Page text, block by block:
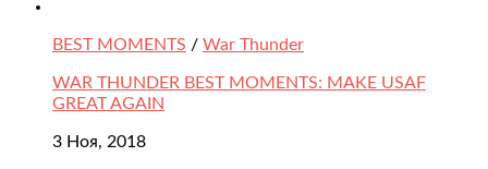
BEST MOMENTS / War Thunder
WAR THUNDER BEST MOMENTS: MAKE USAF
GREAT AGAIN
3 Ноя, 2018